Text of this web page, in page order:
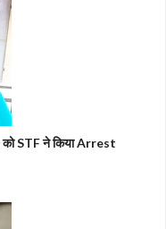
STF ने किया Arrest